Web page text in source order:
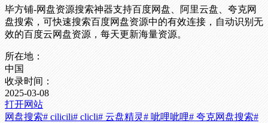
毕方铺-网盘资源搜索神器支持百度网盘、阿里云盘、夸克网
盘搜索，可快速搜索百度网盘资源中的有效连接，自动识别无
效的百度云网盘资源，每天更新海量资源。
所在地：
中国
收录时间：
2025-03-08
打开网站
网盘搜索# cilicili# clicli# 云盘精灵# 呲哩呲哩# 夸克网盘搜索#